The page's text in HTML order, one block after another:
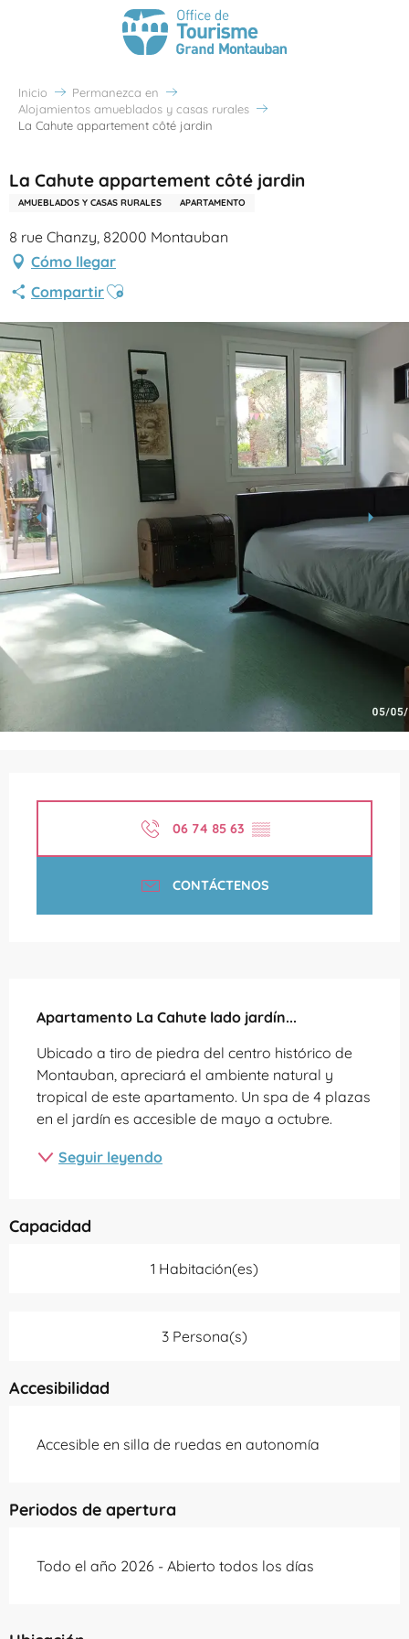
Inicio
Permanezca en
Alojamientos amueblados y casas rurales
La Cahute appartement côté jardin
La Cahute appartement côté jardin
AMUEBLADOS Y CASAS RURALES APARTAMENTO
8 rue Chanzy, 82000 Montauban
Cómo llegar
CompartirAjouter aux favoris
06 74 85 63 ▒▒
CONTÁCTENOS
Apartamento La Cahute lado jardín...
Ubicado a tiro de piedra del centro histórico de
Montauban, apreciará el ambiente natural y
tropical de este apartamento. Un spa de 4 plazas
en el jardín es accesible de mayo a octubre.
Seguir leyendo
Capacidad
1 Habitación(es)
3 Persona(s)
Accesibilidad
Accesible en silla de ruedas en autonomía
Periodos de apertura
Todo el año 2026 - Abierto todos los días